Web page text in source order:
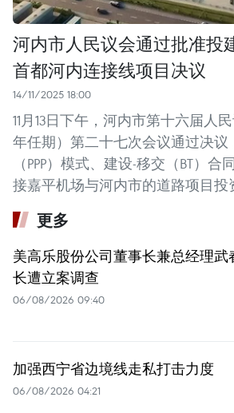
河内市人民议会通过批准投
首都河内连接线项目决议
14/11/2025 18:00
11月13日下午，河内市第十六届人
年任期）第二十七次会议通过决
（PPP）模式、建设-移交（BT）
接嘉平机场与河内市的道路项目投
更多
美高乐股份公司董事长兼总经理武
长遭立案调查
06/08/2026 09:40
加强西宁省边境线走私打击力度
06/08/2026 04:21